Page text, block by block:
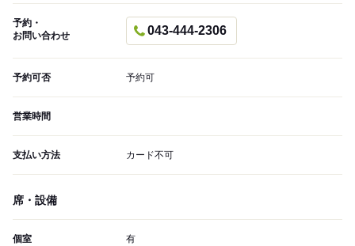
予約・
お問い合わせ
043-444-2306
予約可否 予約可
営業時間
支払い方法 カード不可
席・設備
個室 有